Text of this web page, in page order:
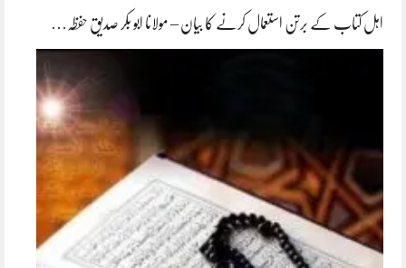
اہل کتاب کے برتن استعمال کرنے کا بیان – مولانا ابو بکر صدیق حفظہ…